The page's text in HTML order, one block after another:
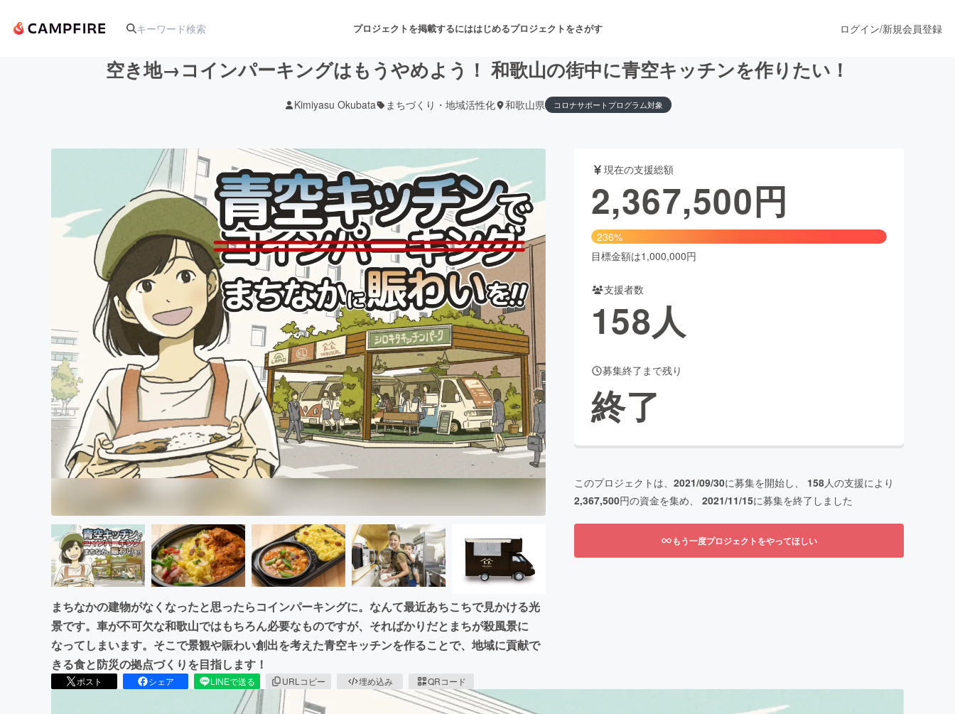
プロジェクトを掲載するにははじめるプロジェクトをさがす
アート・写真 音楽 舞台・パフォーマンス
テクノロジー・ガジェット ゲーム・サービス開発 フード・飲食店 ファッション
映像・映画 書籍・雑誌出版 アニメ・漫画
ビジネス・起業 チャレンジ ビューティー・ヘルスケア
まちづくり・地域活性化
CAMPFIRE for Social GoodCAMPFIRE Creation
CAMPFIREふるさと納税machi-ya コミュニティ
ログイン/新規会員登録
空き地→コインパーキングはもうやめよう！ 和歌山の街中に青空キッチンを作りたい！
Kimiyasu Okubata まちづくり・地域活性化 和歌山県 コロナサポートプログラム対象
まちなかの建物がなくなったと思ったらコインパーキングに。なんて最近あちこちで見かける光
景です。車が不可欠な和歌山ではもちろん必要なものですが、そればかりだとまちが殺風景に
なってしまいます。そこで景観や賑わい創出を考えた青空キッチンを作ることで、地域に貢献で
きる食と防災の拠点づくりを目指します！
ポスト シェア LINEで送る URLコピー 埋め込み QRコード
現在の支援総額
2,367,500円
236%
目標金額は1,000,000円
支援者数
158人
募集終了まで残り
終了
このプロジェクトは、 2021/09/30に募集を開始し、 158人の支援により
2,367,500円の資金を集め、 2021/11/15に募集を終了しました
もう一度プロジェクトをやってほしい